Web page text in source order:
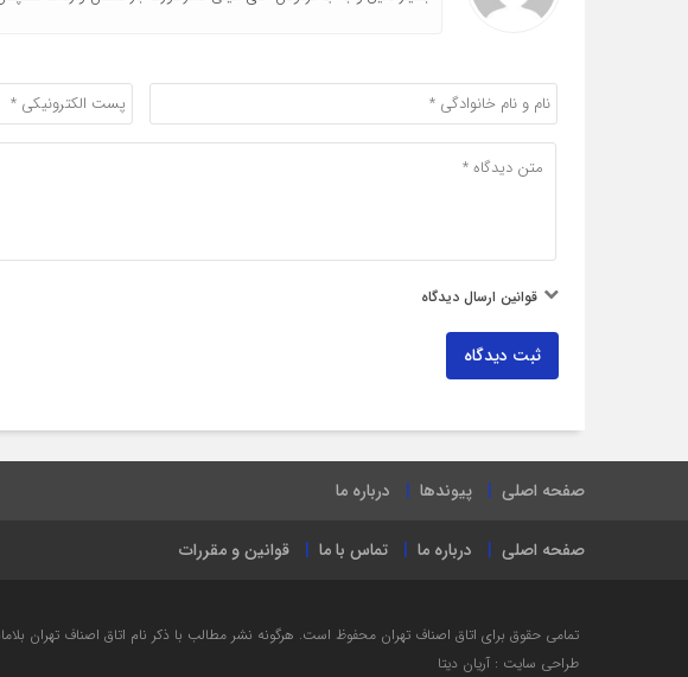
قوانین ارسال دیدگاه
ثبت دیدگاه
صفحه اصلی پیوندها درباره ما
صفحه اصلی درباره ما تماس با ما قوانین و مقررات
تمامی حقوق برای اتاق اصناف تهران محفوظ است. هرگونه نشر مطالب با ذكر نام اتاق اصناف تهران
طراحی سایت : آریان دیتا